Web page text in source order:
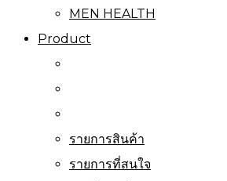
MEN HEALTH
Product
รายการสินค้า
รายการที่สนใจ